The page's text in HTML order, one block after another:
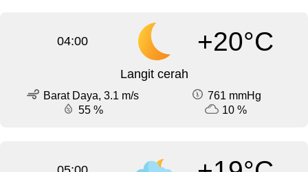
04:00 +20°C
Langit cerah
Barat Daya, 3.1 m/s
761 mmHg
55 %
10 %